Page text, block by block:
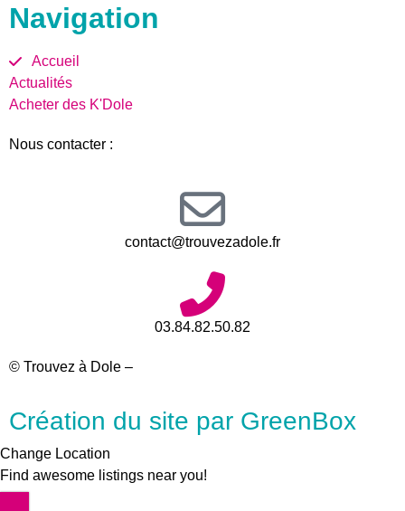
Navigation
Accueil
Actualités
Acheter des K'Dole
Nous contacter :
contact@trouvezadole.fr
03.84.82.50.82
© Trouvez à Dole –
Création du site par GreenBox
Change Location
Find awesome listings near you!